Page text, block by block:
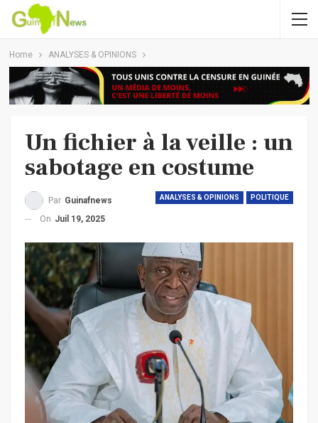
Home ANALYSES & OPINIONS
Un fichier à la veille : un
sabotage en costume
ANALYSES & OPINIONS POLITIQUE
Par Guinafnews
On Juil 19, 2025